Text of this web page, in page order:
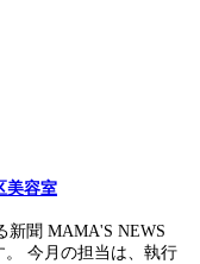
美容室
新聞 MAMA'S NEWS
。 今月の担当は、執行